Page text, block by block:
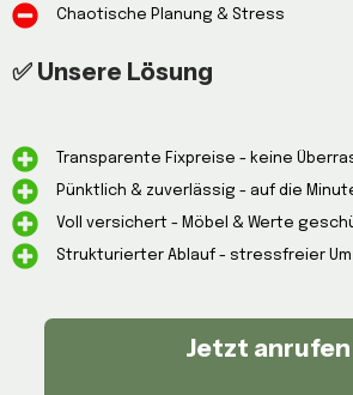
Chaotische Planung & Stress
✅ Unsere Lösung
Transparente Fixpreise - keine
Pünktlich & zuverlässig - auf die
Voll versichert - Möbel & Werte
Strukturierter Ablauf - stressfreier
Jetzt anrufen